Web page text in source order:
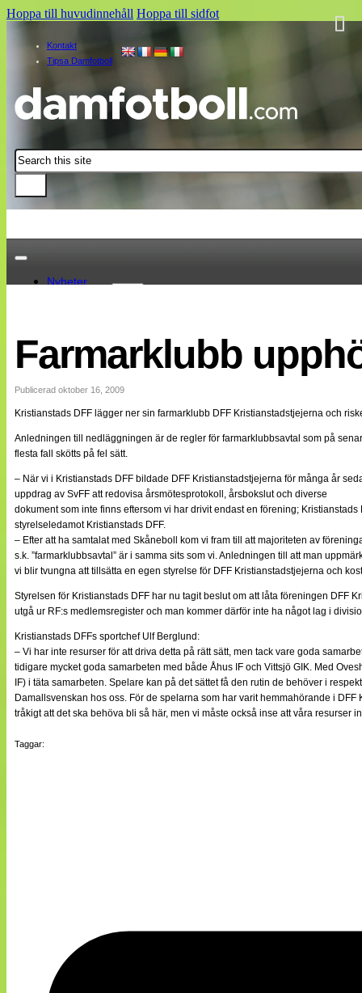
Hoppa till huvudinnehåll Hoppa till sidfot
Kontakt
Tipsa Damfotboll
Sök
Nyheter
EM 2013
Internationellt
Bildreportage
Bloggar
Lagen
Webb-TV
Medlemsbilder
Till klubbkassan
NÄTverket
Split vision
Om oss
Tipsa Damfotboll
Kontakt
Farmarklubb
Publicerad oktober 16, 2009
Kristianstads DFF lägger ner sin farmarklubb DFF Kristianstadstjejerna och
Anledningen till nedläggningen är de regler för farmarklubbsavtal som på
flesta fall skötts på fel sätt.
– När vi i Kristianstads DFF bildade DFF Kristianstadstjejerna för många år
uppdrag av SvFF att redovisa årsmötesprotokoll, årsbokslut och diverse
dokument som inte finns eftersom vi har drivit endast en förening;
styrelseledamot Kristianstads DFF.
– Efter att ha samtalat med Skåneboll kom vi fram till att majoriteten av
s.k. ”farmarklubbsavtal” är i samma sits som vi. Anledningen till att man
vi blir tvungna att tillsätta en egen styrelse för DFF Kristianstadstjejerna och
Styrelsen för Kristianstads DFF har nu tagit beslut om att låta föreningen DFF
utgå ur RF:s medlemsregister och man kommer därför inte ha något lag i
Kristianstads DFFs sportchef Ulf Berglund:
– Vi har inte resurser för att driva detta på rätt sätt, men tack vare goda
tidigare mycket goda samarbeten med både Åhus IF och Vittsjö GIK. Med
IF) i täta samarbeten. Spelare kan på det sättet få den rutin de behöver i
Damallsvenskan hos oss. För de spelarna som har varit hemmahörande i
tråkigt att det ska behöva bli så här, men vi måste också inse att våra
Taggar: